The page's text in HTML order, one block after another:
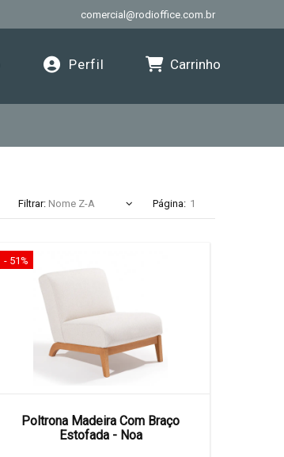
comercial@rodioffice.com.br
Perfil Carrinho
Filtrar: Página:
- 51%
Poltrona Madeira Com Braço
Estofada - Noa